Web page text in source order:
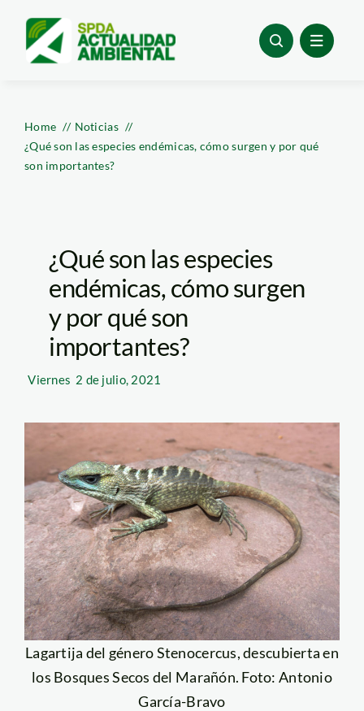
content
Home
Noticias
¿Qué son las especies endémicas, cómo surgen y por qué
son importantes?
¿Qué son las especies
endémicas, cómo surgen
y por qué son
importantes?
Viernes 2 de julio, 2021
Lagartija del género Stenocercus, descubierta en
los Bosques Secos del Marañón. Foto: Antonio
García-Bravo